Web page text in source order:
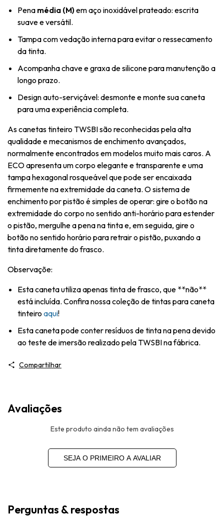
Pena média (M)em aço inoxidável prateado: escrita
suave e versátil.
Tampa com vedação interna para evitar o ressecamento
da tinta.
Acompanha chave e graxa de silicone para manutenção a
longo prazo.
Design auto-serviçável: desmonte e monte sua caneta
para uma experiência completa.
As canetas tinteiro TWSBI são reconhecidas pela alta
qualidade e mecanismos de enchimento avançados,
normalmente encontrados em modelos muito mais caros. A
ECO apresenta um corpo elegante e transparente e uma
tampa hexagonal rosqueável que pode ser encaixada
firmemente na extremidade da caneta. O sistema de
enchimento por pistão é simples de operar: gire o botão na
extremidade do corpo no sentido anti-horário para estender
o pistão, mergulhe a pena na tinta e, em seguida, gire o
botão no sentido horário para retrair o pistão, puxando a
tinta diretamente do frasco.
Observaçõe:
Esta caneta utiliza apenas tinta de frasco, que **não**
está incluída. Confira nossa coleção de tintas para caneta
tinteiro aqui!
Esta caneta pode conter resíduos de tinta na pena devido
ao teste de imersão realizado pela TWSBI na fábrica.
Compartilhar
Avaliações
Este produto ainda não tem avaliações
SEJA O PRIMEIRO A AVALIAR
Perguntas & respostas